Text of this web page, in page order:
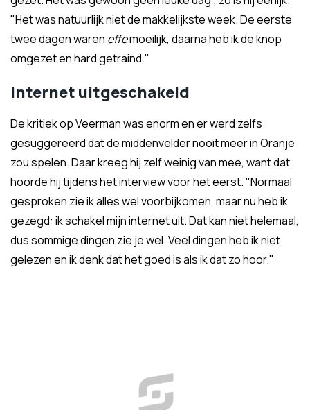
"Het was natuurlijk niet de makkelijkste week. De eerste
twee dagen waren effemoeilijk, daarna heb ik de knop
omgezet en hard getraind."
Internet uitgeschakeld
De kritiek op Veerman was enorm en er werd zelfs
gesuggereerd dat de middenvelder nooit meer in Oranje
zou spelen. Daar kreeg hij zelf weinig van mee, want dat
hoorde hij tijdens het interview voor het eerst. "Normaal
gesproken zie ik alles wel voorbijkomen, maar nu heb ik
gezegd: ik schakel mijn internet uit. Dat kan niet helemaal,
dus sommige dingen zie je wel. Veel dingen heb ik niet
gelezen en ik denk dat het goed is als ik dat zo hoor."